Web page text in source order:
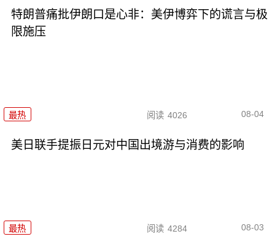
特朗普痛批伊朗口是心非：美伊博弈下的谎言与极
限施压
最热 阅读 4026 08-04
美日联手提振日元对中国出境游与消费的影响
最热 阅读 4284 08-03